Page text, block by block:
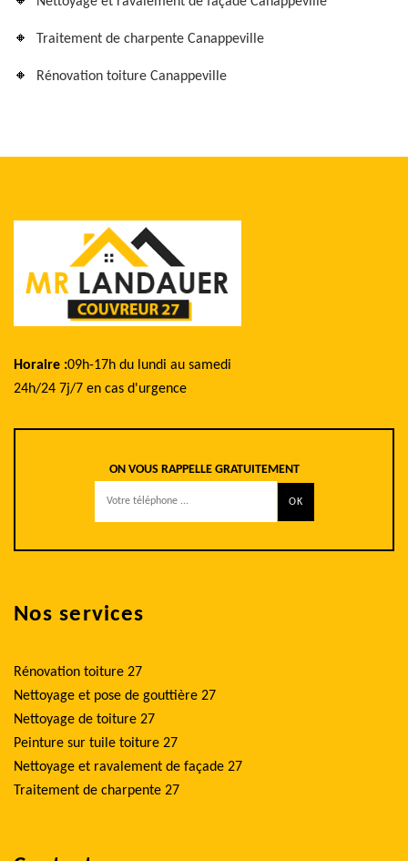
Traitement de charpente Canappeville
Rénovation toiture Canappeville
Horaire :09h-17h du lundi au samedi
24h/24 7j/7 en cas d'urgence
ON VOUS RAPPELLE GRATUITEMENT
Nos services
Rénovation toiture 27
Nettoyage et pose de gouttière 27
Nettoyage de toiture 27
Peinture sur tuile toiture 27
Nettoyage et ravalement de façade 27
Traitement de charpente 27